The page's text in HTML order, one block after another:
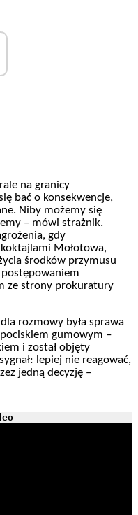
na granicy
bać o konsekwencje,
Niby możemy się
– mówi strażnik.
gdy
Mołotowa,
środków przymusu
postępowaniem
ze strony prokuratury
rozmowy była sprawa
gumowym –
i został objęty
lepiej nie reagować,
jedną decyzję –